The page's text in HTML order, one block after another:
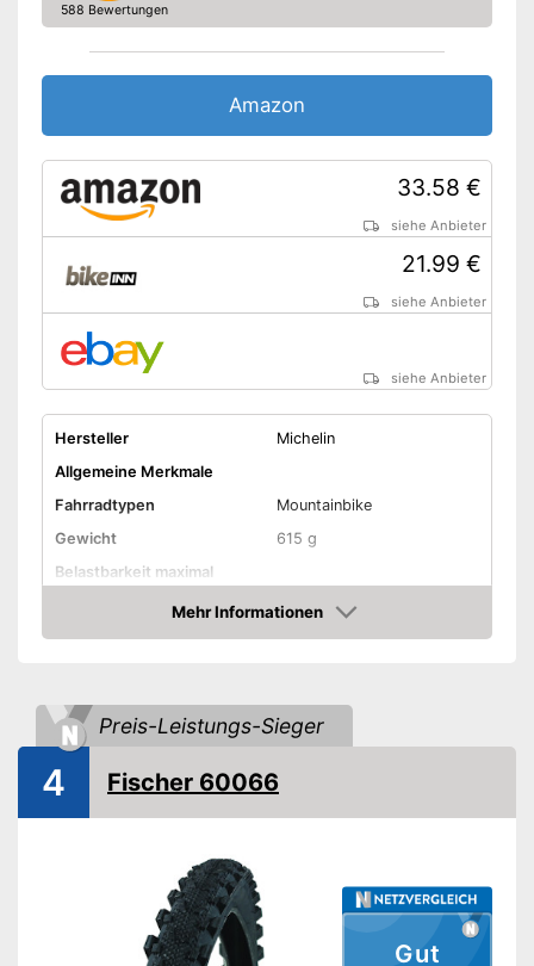
588 Bewertungen
Amazon
33.58 €
siehe Anbieter
21.99 €
siehe Anbieter
siehe Anbieter
Hersteller
Michelin
Allgemeine Merkmale
Fahrradtypen
Mountainbike
Gewicht
615 g
Belastbarkeit maximal
Faltreifen
Amazon Lieferzeit
siehe Anbieter
Mehr Informationen
Amazon
Preis-Leistungs-Sieger
Gut
4 Fischer 60066